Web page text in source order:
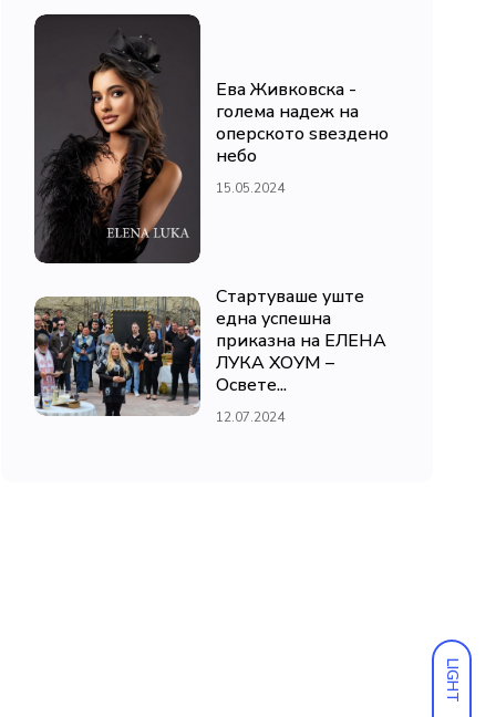
LIGHT
Ева Живковска -
голема надеж на
оперското ѕвездено
небо
15.05.2024
Стартуваше уште
една успешна
приказна на ЕЛЕНА
ЛУКА ХОУМ –
Освете...
12.07.2024